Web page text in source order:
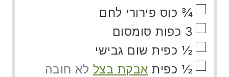
▢
¾ כוס פירורי לחם
▢
3 כפות סומסום
▢
½ כפית שום גבישי
▢
½ כפית אבקת בצל לא חובה